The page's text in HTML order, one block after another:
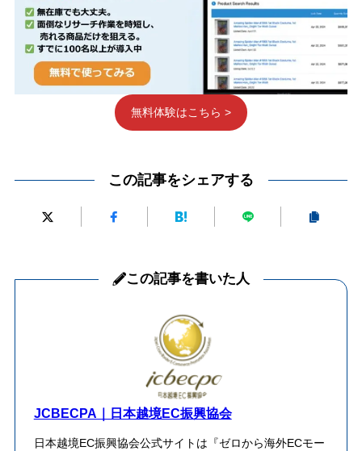
無料体験はこちら >
この記事をシェアする
この記事を書いた人
JCBECPA｜日本越境EC振興協会
日本越境EC振興協会公式サイトは『ゼロから海外ECモー